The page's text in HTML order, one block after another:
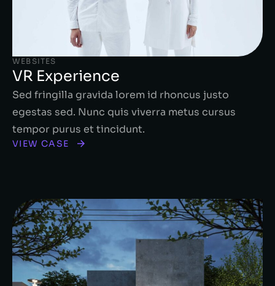
WEBSITES
VR Experience
Sed fringilla gravida lorem id rhoncus justo
egestas sed. Nunc quis viverra metus cursus
tempor purus et tincidunt.
VIEW CASE